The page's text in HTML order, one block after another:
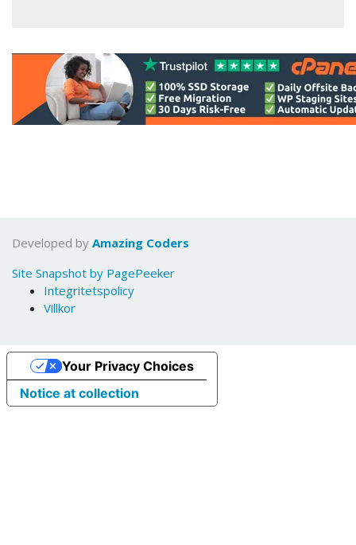
Developed by Amazing Coders
Site Snapshot by PagePeeker
Integritetspolicy
Villkor
Notice at collection
Your Privacy Choices